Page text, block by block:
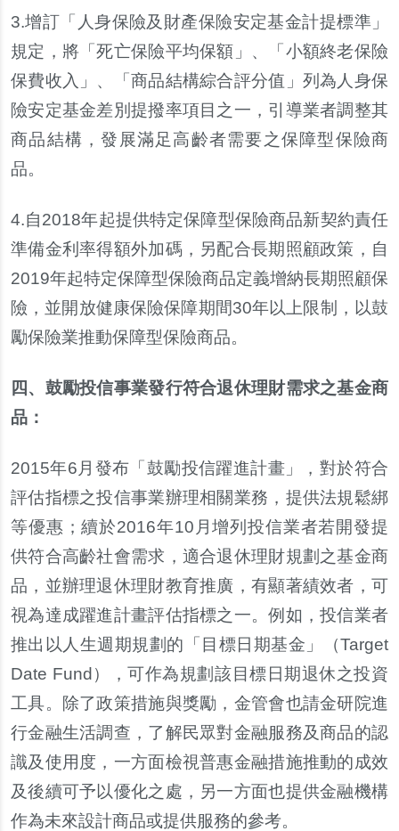
3.增訂「人身保險及財產保險安定基金計提標準」
規定，將「死亡保險平均保額」、「小額終老保險
保費收入」、「商品結構綜合評分值」列為人身保
險安定基金差別提撥率項目之一，引導業者調整其
商品結構，發展滿足高齡者需要之保障型保險商
品。
4.自2018年起提供特定保障型保險商品新契約責任
準備金利率得額外加碼，另配合長期照顧政策，自
2019年起特定保障型保險商品定義增納長期照顧保
險，並開放健康保險保障期間30年以上限制，以鼓
勵保險業推動保障型保險商品。
四、鼓勵投信事業發行符合退休理財需求之基金商
品：
2015年6月發布「鼓勵投信躍進計畫」，對於符合
評估指標之投信事業辦理相關業務，提供法規鬆綁
等優惠；續於2016年10月增列投信業者若開發提
供符合高齡社會需求，適合退休理財規劃之基金商
品，並辦理退休理財教育推廣，有顯著績效者，可
視為達成躍進計畫評估指標之一。例如，投信業者
推出以人生週期規劃的「目標日期基金」（Target
Date Fund），可作為規劃該目標日期退休之投資
工具。除了政策措施與獎勵，金管會也請金研院進
行金融生活調查，了解民眾對金融服務及商品的認
識及使用度，一方面檢視普惠金融措施推動的成效
及後續可予以優化之處，另一方面也提供金融機構
作為未來設計商品或提供服務的參考。